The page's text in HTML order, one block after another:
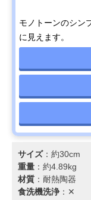
モノトーンのシン
に見えます。
サイズ：約30cm
重量 ：約4.89kg
材質 ：耐熱陶器
食洗機洗浄 ：✕